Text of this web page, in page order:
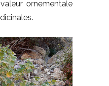
ornementale